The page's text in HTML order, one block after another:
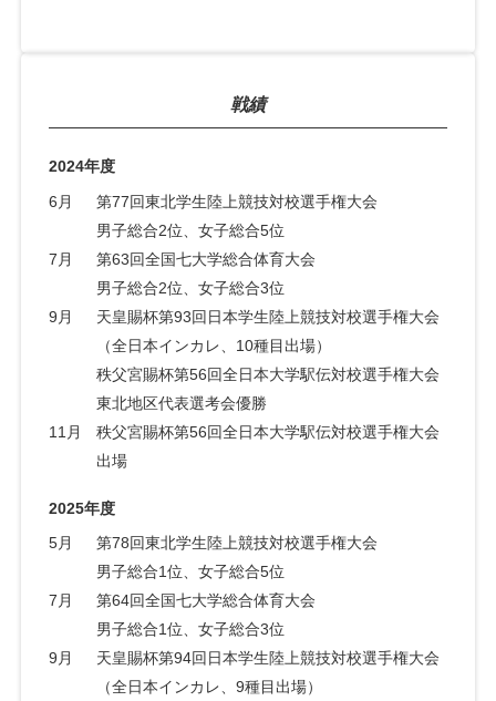
戦績
2024年度
6月
第77回東北学生陸上競技対校選手権大会
男子総合2位、女子総合5位
7月
第63回全国七大学総合体育大会
男子総合2位、女子総合3位
9月
天皇賜杯第93回日本学生陸上競技対校選手権大会
（全日本インカレ、10種目出場）
秩父宮賜杯第56回全日本大学駅伝対校選手権大会
東北地区代表選考会優勝
11月
秩父宮賜杯第56回全日本大学駅伝対校選手権大会
出場
2025年度
5月
第78回東北学生陸上競技対校選手権大会
男子総合1位、女子総合5位
7月
第64回全国七大学総合体育大会
男子総合1位、女子総合3位
9月
天皇賜杯第94回日本学生陸上競技対校選手権大会
（全日本インカレ、9種目出場）